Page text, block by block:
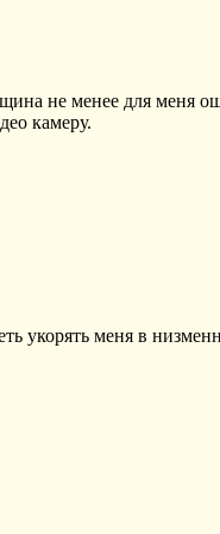
не менее для меня
камеру.
укорять меня в